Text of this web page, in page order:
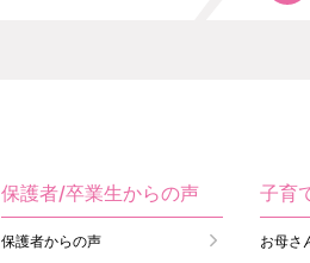
保護者/卒業生からの声
保護者からの声
子育
お母さ